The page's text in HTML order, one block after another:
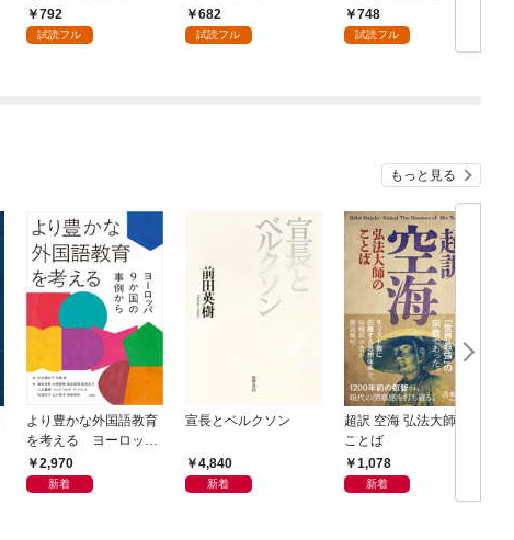
パイダーシルクで裁縫
を頑張ります！ 1
792
試読フル
682
試読フル
版】748
試読フル
もっと見る
より豊かな外国語教育
を考える ヨーロッパ
9か国の事例から
2,970
新着
宣長とベルクソン
4,840
新着
超訳 空海 弘法大師の
ことば
1,078
新着